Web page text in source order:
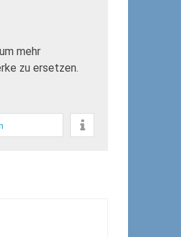
mehr
zu ersetzen.